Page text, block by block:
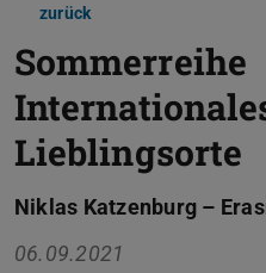
zurück
Sommerreihe
Lieblingsorte
Niklas Katzenburg –
06.09.2021